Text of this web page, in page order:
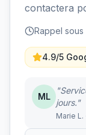
contactera
Rappel sous
4.9/5
ML
jours."
Marie L.